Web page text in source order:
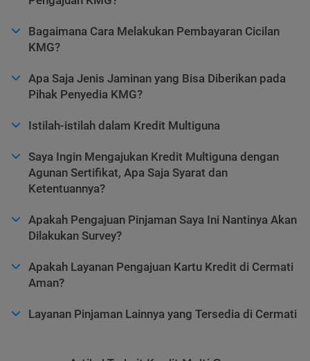
Bagaimana Cara Melakukan Pembayaran Cicilan
KMG?
Apa Saja Jenis Jaminan yang Bisa Diberikan pada
Pihak Penyedia KMG?
Istilah-istilah dalam Kredit Multiguna
Saya Ingin Mengajukan Kredit Multiguna dengan
Agunan Sertifikat, Apa Saja Syarat dan
Ketentuannya?
Apakah Pengajuan Pinjaman Saya Ini Nantinya Akan
Dilakukan Survey?
Apakah Layanan Pengajuan Kartu Kredit di Cermati
Aman?
Layanan Pinjaman Lainnya yang Tersedia di Cermati